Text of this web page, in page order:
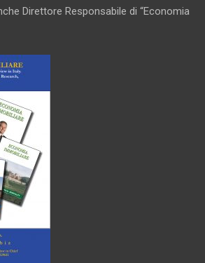
Direttore Responsabile di “Economia